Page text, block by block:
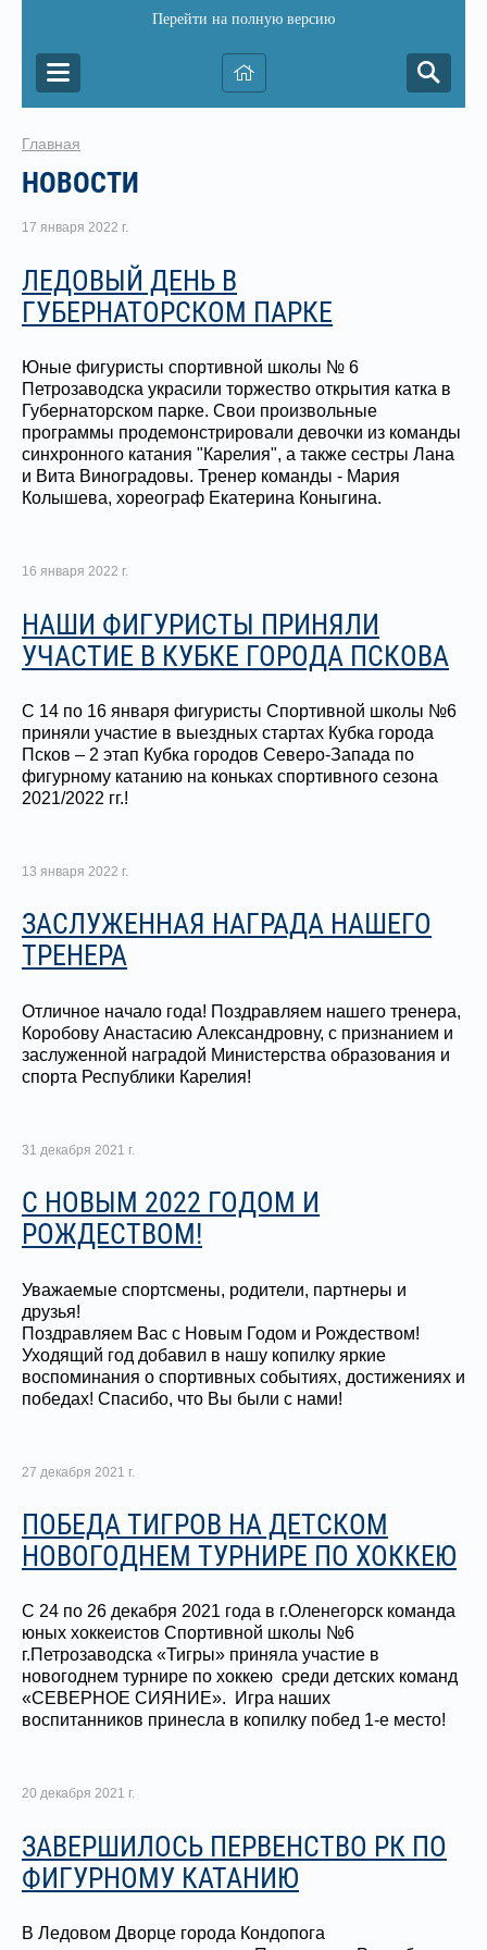
Перейти на полную версию
Главная
НОВОСТИ
17 января 2022 г.
ЛЕДОВЫЙ ДЕНЬ В
ГУБЕРНАТОРСКОМ ПАРКЕ
Юные фигуристы спортивной школы № 6
Петрозаводска украсили торжество открытия катка в
Губернаторском парке. Свои произвольные
программы продемонстрировали девочки из команды
синхронного катания "Карелия", а также сестры Лана
и Вита Виноградовы. Тренер команды - Мария
Колышева, хореограф Екатерина Коныгина.
16 января 2022 г.
НАШИ ФИГУРИСТЫ ПРИНЯЛИ
УЧАСТИЕ В КУБКЕ ГОРОДА ПСКОВА
С 14 по 16 января фигуристы Спортивной школы №6
приняли участие в выездных стартах Кубка города
Псков – 2 этап Кубка городов Северо-Запада по
фигурному катанию на коньках спортивного сезона
2021/2022 гг.!
13 января 2022 г.
ЗАСЛУЖЕННАЯ НАГРАДА НАШЕГО
ТРЕНЕРА
Отличное начало года! Поздравляем нашего тренера,
Коробову Анастасию Александровну, с признанием и
заслуженной наградой Министерства образования и
спорта Республики Карелия!
31 декабря 2021 г.
С НОВЫМ 2022 ГОДОМ И
РОЖДЕСТВОМ!
Уважаемые спортсмены, родители, партнеры и
друзья!
Поздравляем Вас с Новым Годом и Рождеством!
Уходящий год добавил в нашу копилку яркие
воспоминания о спортивных событиях, достижениях и
победах! Спасибо, что Вы были с нами!
27 декабря 2021 г.
ПОБЕДА ТИГРОВ НА ДЕТСКОМ
НОВОГОДНЕМ ТУРНИРЕ ПО ХОККЕЮ
С 24 по 26 декабря 2021 года в г.Оленегорск команда
юных хоккеистов Спортивной школы №6
г.Петрозаводска «Тигры» приняла участие в
новогоднем турнире по хоккею среди детских команд
«СЕВЕРНОЕ СИЯНИЕ». Игра наших
воспитанников принесла в копилку побед 1-е место!
20 декабря 2021 г.
ЗАВЕРШИЛОСЬ ПЕРВЕНСТВО РК ПО
ФИГУРНОМУ КАТАНИЮ
В Ледовом Дворце города Кондопога